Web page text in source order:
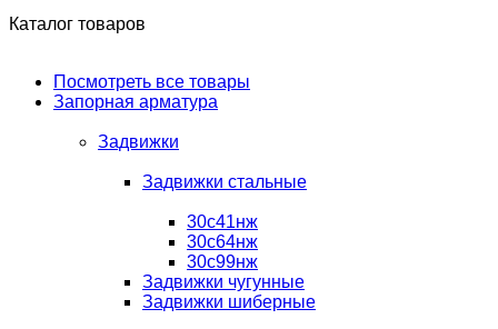
Каталог товаров
Посмотреть все товары
Запорная арматура
Задвижки
Задвижки стальные
30с41нж
30с64нж
30с99нж
Задвижки чугунные
Задвижки шиберные